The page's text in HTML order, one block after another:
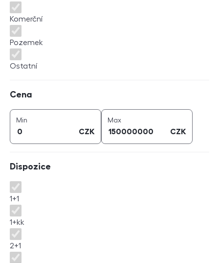
Komerční
Pozemek
Ostatní
Cena
Min
CZK
Maxcena (
CZK
Dispozice
Dispozice
1+1
1+kk
2+1